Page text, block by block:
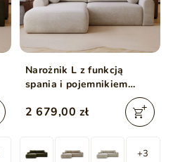
Narożnik L z funkcją
spania i pojemnikiem
jasny
2 679,00 zł
+3